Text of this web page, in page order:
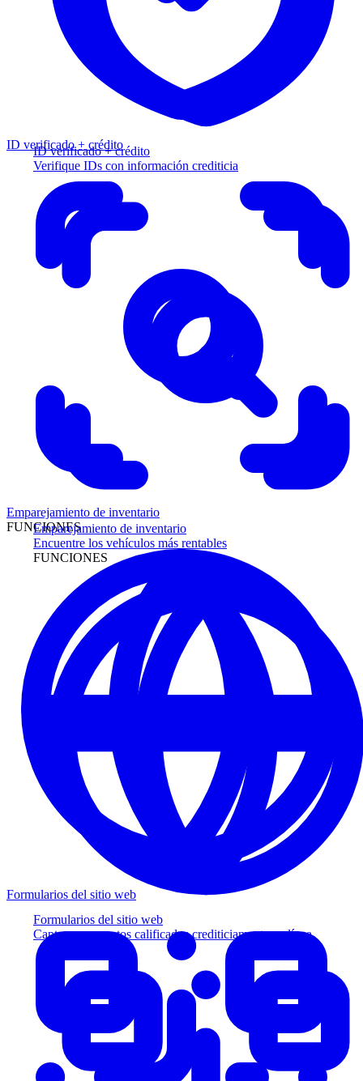
ID verificado + crédito
Verifique IDs con información crediticia
Emparejamiento de inventario
Encuentre los vehículos más rentables
FUNCIONES
Formularios del sitio web
Capture prospectos calificados crediticiamente en línea
ID verificado + crédito
Emparejamiento de inventario
FUNCIONES
Formularios del sitio web